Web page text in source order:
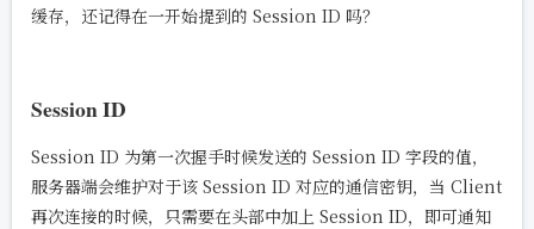
缓存，还记得在一开始提到的 Session ID 吗？
Session ID
Session ID 为第一次握手时候发送的 Session ID 字段的值，
服务器端会维护对于该 Session ID 对应的通信密钥，当 Client
再次连接的时候，只需要在头部中加上 Session ID，即可通知